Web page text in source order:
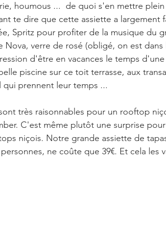
houmous ...  de quoi s'en mettre
te dire que cette assiette a
Spritz pour profiter de la musique du
Nova, verre de rosé (obligé, on est
d'être en vacances le temps
piscine sur ce toit terrasse, aux
prennent leur temps ...
très raisonnables pour un rooftop
C'est même plutôt une surprise
niçois. Notre grande assiette de
ne coûte que 39€. Et cela les